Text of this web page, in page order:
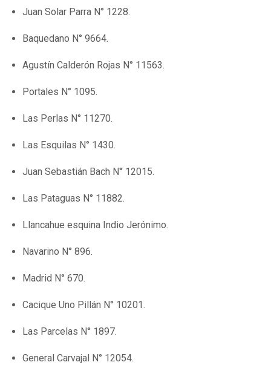
Juan Solar Parra N° 1228.
Baquedano N° 9664.
Agustín Calderón Rojas N° 11563.
Portales N° 1095.
Las Perlas N° 11270.
Las Esquilas N° 1430.
Juan Sebastián Bach N° 12015.
Las Pataguas N° 11882.
Llancahue esquina Indio Jerónimo.
Navarino N° 896.
Madrid N° 670.
Cacique Uno Pillán N° 10201.
Las Parcelas N° 1897.
General Carvajal N° 12054.